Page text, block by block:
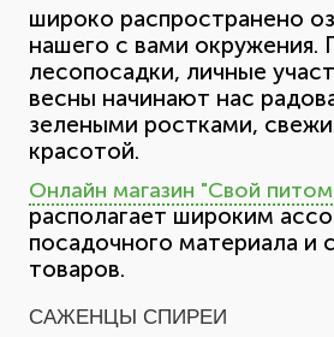
широко распространено
нашего с вами окружения.
лесопосадки, личные
весны начинают нас
зелеными ростками,
красотой.
Онлайн магазин "Свой
располагает широким
посадочного материала и
товаров.
САЖЕНЦЫ СПИРЕИ